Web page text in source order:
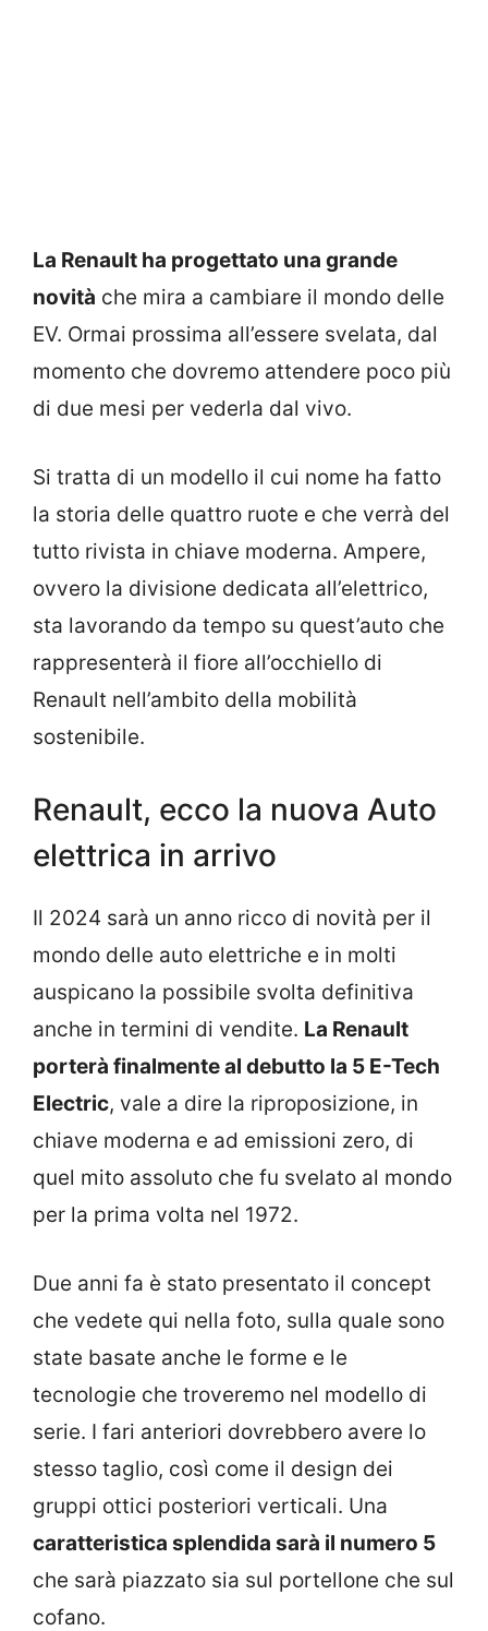
La Renault ha progettato una grande
novità che mira a cambiare il mondo delle
EV. Ormai prossima all’essere svelata, dal
momento che dovremo attendere poco più
di due mesi per vederla dal vivo.
Si tratta di un modello il cui nome ha fatto
la storia delle quattro ruote e che verrà del
tutto rivista in chiave moderna. Ampere,
ovvero la divisione dedicata all’elettrico,
sta lavorando da tempo su quest’auto che
rappresenterà il fiore all’occhiello di
Renault nell’ambito della mobilità
sostenibile.
Renault, ecco la nuova Auto
elettrica in arrivo
Il 2024 sarà un anno ricco di novità per il
mondo delle auto elettriche e in molti
auspicano la possibile svolta definitiva
anche in termini di vendite. La Renault
porterà finalmente al debutto la 5 E-Tech
Electric, vale a dire la riproposizione, in
chiave moderna e ad emissioni zero, di
quel mito assoluto che fu svelato al mondo
per la prima volta nel 1972.
Due anni fa è stato presentato il concept
che vedete qui nella foto, sulla quale sono
state basate anche le forme e le
tecnologie che troveremo nel modello di
serie. I fari anteriori dovrebbero avere lo
stesso taglio, così come il design dei
gruppi ottici posteriori verticali. Una
caratteristica splendida sarà il numero 5
che sarà piazzato sia sul portellone che sul
cofano.